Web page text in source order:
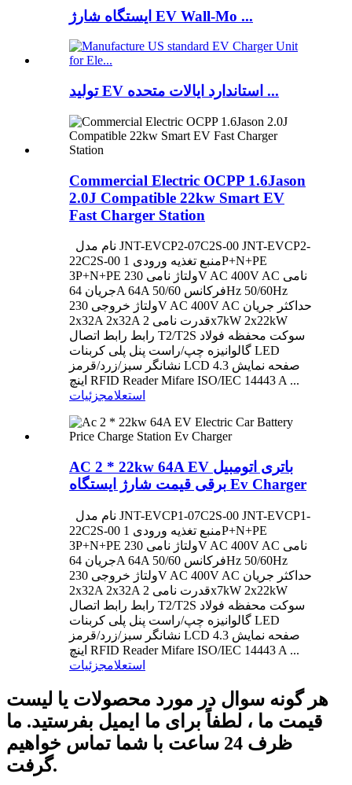
ایستگاه شارژ EV Wall-Mo ...
تولید EV استاندارد ایالات متحده ...
Commercial Electric OCPP 1.6Jason
2.0J Compatible 22kw Smart EV
Fast Charger Station
22C2S-00 منبع تغذیه ورودی 1P+N+PE
3P+N+PE ولتاژ نامی 230V AC 400V AC نامی
جریان 64A 64A فرکانس 50/60Hz 50/60Hz
ولتاژ خروجی 230V AC 400V AC حداکثر جریان
2x32A 2x32A قدرت نامی 2x7kW 2x22kW
رابط رابط اتصال T2/T2S سوکت محفظه فولاد
گالوانیزه چپ/راست پنل پلی کربنات LED
نشانگر سبز/زرد/قرمز LCD صفحه نمایش 4.3
اینچ RFID Reader Mifare ISO/IEC 14443 A ...
استعلامجزئیات
AC 2 * 22kw 64A EV باتری اتومبیل
برقی قیمت شارژ ایستگاه Ev Charger
22C2S-00 منبع تغذیه ورودی 1P+N+PE
3P+N+PE ولتاژ نامی 230V AC 400V AC نامی
جریان 64A 64A فرکانس 50/60Hz 50/60Hz
ولتاژ خروجی 230V AC 400V AC حداکثر جریان
2x32A 2x32A قدرت نامی 2x7kW 2x22kW
رابط رابط اتصال T2/T2S سوکت محفظه فولاد
گالوانیزه چپ/راست پنل پلی کربنات LED
نشانگر سبز/زرد/قرمز LCD صفحه نمایش 4.3
اینچ RFID Reader Mifare ISO/IEC 14443 A ...
استعلامجزئیات
هر گونه سوال در مورد محصولات یا لیست
قیمت ما ، لطفاً برای ما ایمیل بفرستید. ما
ظرف 24 ساعت با شما تماس خواهیم
گرفت.